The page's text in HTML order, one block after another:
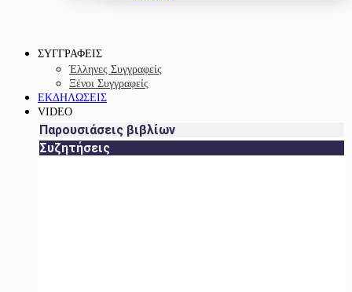
ΣΥΓΓΡΑΦΕΙΣ
Έλληνες Συγγραφείς
Ξένοι Συγγραφείς
ΕΚΔΗΛΩΣΕΙΣ
VIDEO
Παρουσιάσεις βιβλίων
Συζητήσεις